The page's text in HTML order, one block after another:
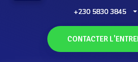
+230 5830 3845
CONTACTER